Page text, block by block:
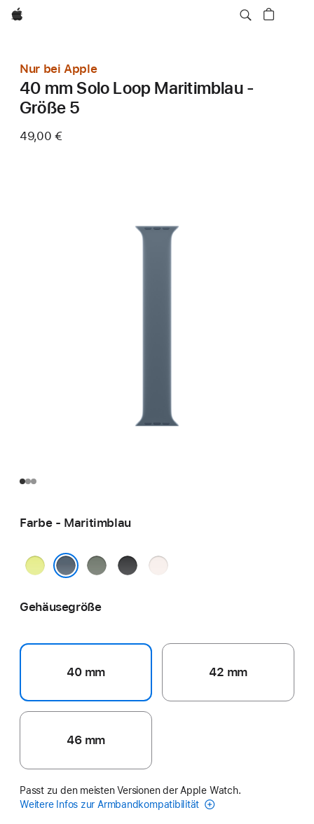
Apple
Nur bei Apple
40 mm Solo Loop Maritimblau -
Größe 5
49,00 €
Farbe - Maritimblau
Neongelb GrüngrauSchwarzBlassrosa
Gehäusegröße
40 mm 42 mm
46 mm
Passt zu den meisten Versionen der Apple Watch.
Weitere Infos zur Armbandkompatibilität